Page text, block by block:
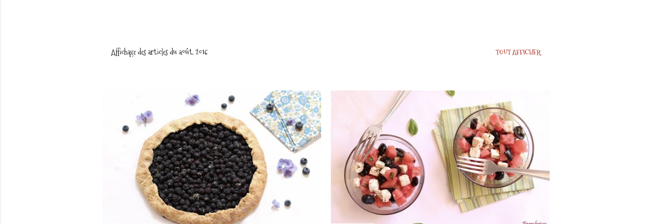
Affichage des articles du août, 2016 TOUT AFFICHER